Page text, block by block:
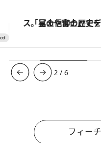
【夏限定ディナーコース】旬を迎える稚鮎や花ズッキーニなど
3 /6
フィー